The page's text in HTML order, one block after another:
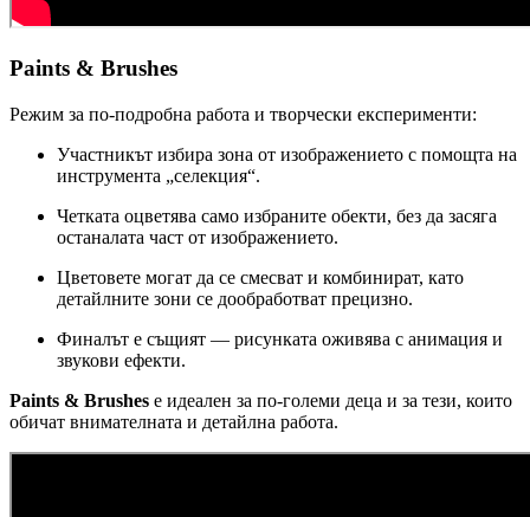
Paints & Brushes
Режим за по-подробна работа и творчески експерименти:
Участникът избира зона от изображението с помощта на
инструмента „селекция“.
Четката оцветява само избраните обекти, без да засяга
останалата част от изображението.
Цветовете могат да се смесват и комбинират, като
детайлните зони се дообработват прецизно.
Финалът е същият — рисунката оживява с анимация и
звукови ефекти.
Paints & Brushes е идеален за по-големи деца и за тези, които
обичат внимателната и детайлна работа.